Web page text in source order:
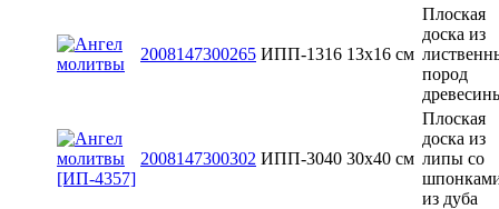
2008147300265 ИПП-1316 13x16 см
Плоская
доска из
пород
2008147300302 ИПП-3040 30x40 см
Плоская
доска из
липы со
из дуба